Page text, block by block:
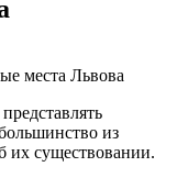
из
их существовании.